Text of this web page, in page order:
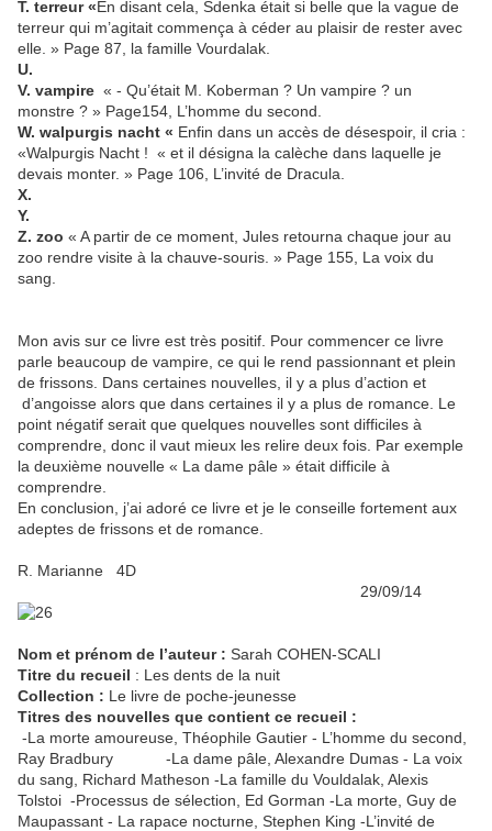
T. terreur «En disant cela, Sdenka était si belle que la vague de
terreur qui m’agitait commença à céder au plaisir de rester avec
elle. » Page 87, la famille Vourdalak.
U.
V. vampire « - Qu’était M. Koberman ? Un vampire ? un
monstre ? » Page154, L’homme du second.
W. walpurgis nacht « Enfin dans un accès de désespoir, il cria :
«Walpurgis Nacht ! « et il désigna la calèche dans laquelle je
devais monter. » Page 106, L’invité de Dracula.
X.
Y.
Z. zoo « A partir de ce moment, Jules retourna chaque jour au
zoo rendre visite à la chauve-souris. » Page 155, La voix du
sang.
Mon avis sur ce livre est très positif. Pour commencer ce livre
parle beaucoup de vampire, ce qui le rend passionnant et plein
de frissons. Dans certaines nouvelles, il y a plus d’action et
d’angoisse alors que dans certaines il y a plus de romance. Le
point négatif serait que quelques nouvelles sont difficiles à
comprendre, donc il vaut mieux les relire deux fois. Par exemple
la deuxième nouvelle « La dame pâle » était difficile à
comprendre.
En conclusion, j’ai adoré ce livre et je le conseille fortement aux
adeptes de frissons et de romance.
R. Marianne 4D
29/09/14
Nom et prénom de l’auteur: Sarah COHEN-SCALI
Titre du recueil : Les dents de la nuit
Collection : Le livre de poche-jeunesse
Titres des nouvelles que contient ce recueil :
-La morte amoureuse, Théophile Gautier - L’homme du second,
Ray Bradbury -La dame pâle, Alexandre Dumas - La voix
du sang, Richard Matheson -La famille du Vouldalak, Alexis
Tolstoi -Processus de sélection, Ed Gorman -La morte, Guy de
Maupassant - La rapace nocturne, Stephen King -L’invité de